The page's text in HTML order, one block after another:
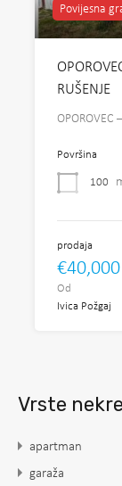
Povijesna
RUŠENJE
OPOROVEC
Površina
100
prodaja
€40,000
Od
Ivica Požgaj
Vrste
apartman
garaža